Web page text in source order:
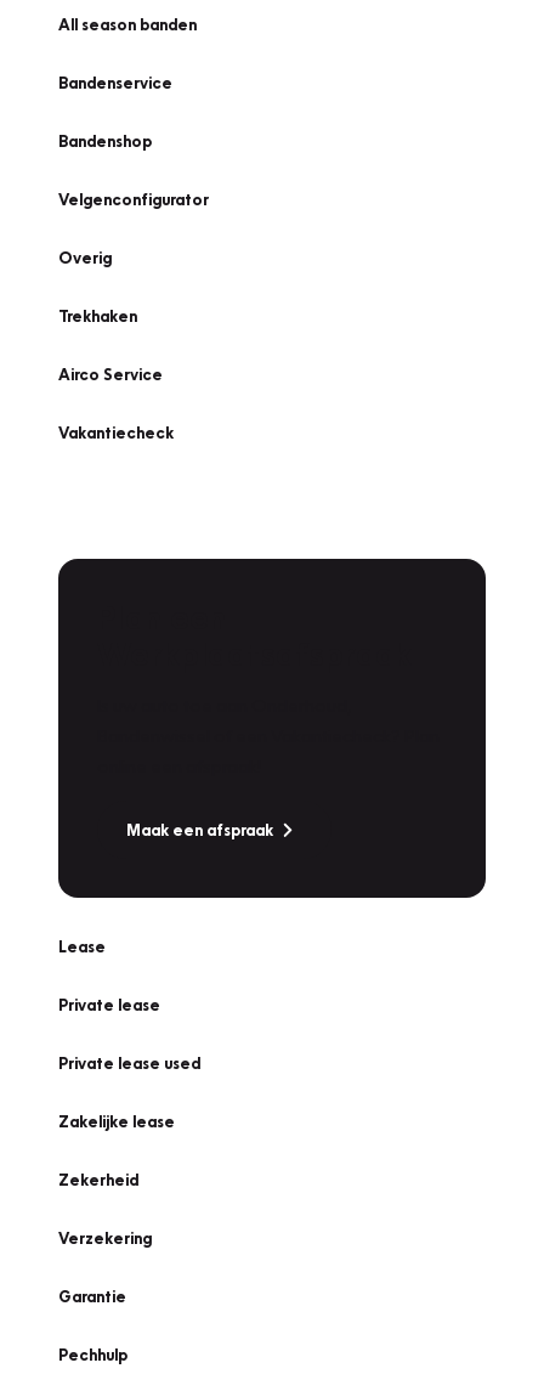
All season banden
Bandenservice
Bandenshop
Velgenconfigurator
Overig
Trekhaken
Airco Service
Vakantiecheck
Maak een afspraak
Lease
Private lease
Private lease used
Zakelijke lease
Zekerheid
Verzekering
Garantie
Pechhulp